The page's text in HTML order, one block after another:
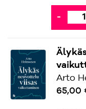
-
Arto
65,00